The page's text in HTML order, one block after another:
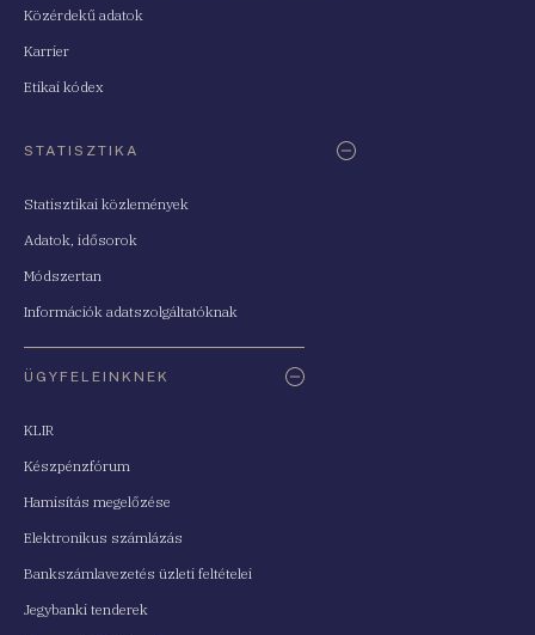
Közérdekű adatok
Karrier
Etikai kódex
STATISZTIKA
Statisztikai közlemények
Adatok, idősorok
Módszertan
Információk adatszolgáltatóknak
ÜGYFELEINKNEK
KLIR
Készpénzfórum
Hamisítás megelőzése
Elektronikus számlázás
Bankszámlavezetés üzleti feltételei
Jegybanki tenderek